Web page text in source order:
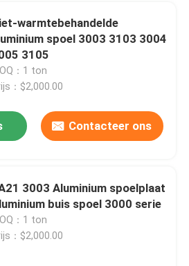
warmtebehandelde
spoel 3003 3103 3004
3105
：1 ton
：$2,000.00
Contacteer ons
3003 Aluminium spoelplaat
buis spoel 3000 serie
：1 ton
：$2,000.00